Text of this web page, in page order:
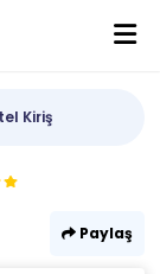
Kiriş
Paylaş